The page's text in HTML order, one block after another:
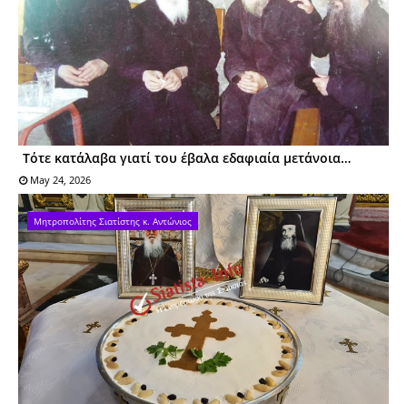
Τότε κατάλαβα γιατί του έβαλα εδαφιαία μετάνοια…
May 24, 2026
Μητροπολίτης Σιατίστης κ. Αντώνιος